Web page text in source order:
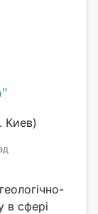
Киев)
в сфері